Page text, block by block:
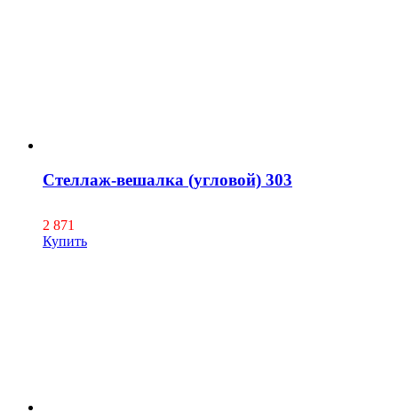
Стеллаж-вешалка (угловой) 303
2 871
Купить